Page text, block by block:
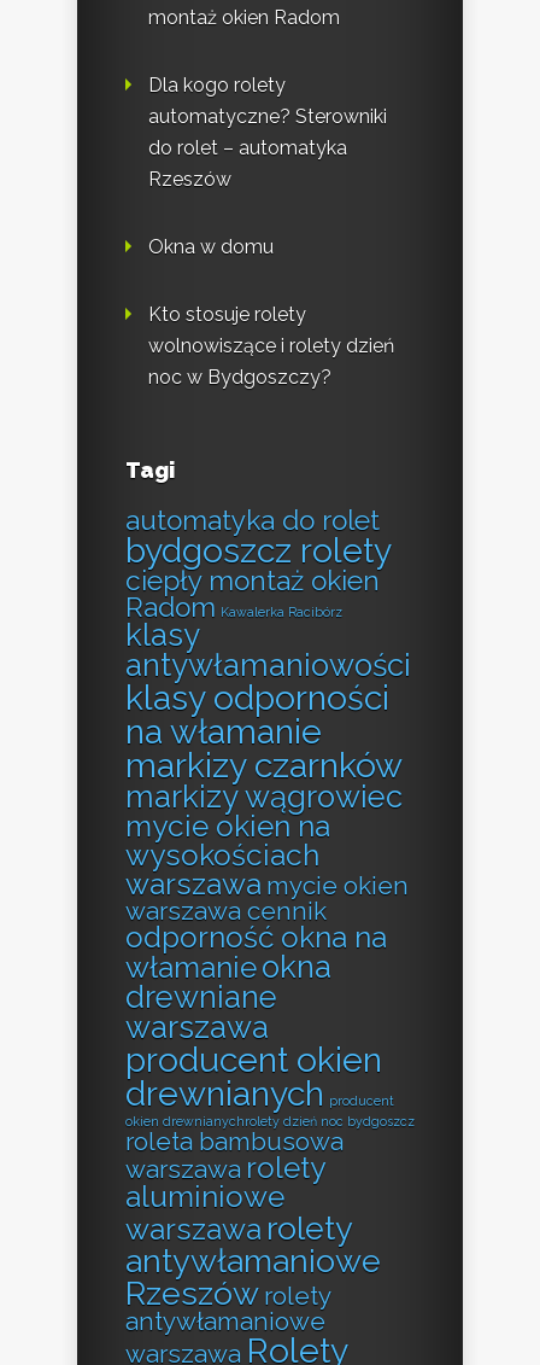
montaż okien Radom
Dla kogo rolety
automatyczne? Sterowniki
do rolet – automatyka
Rzeszów
Okna w domu
Kto stosuje rolety
wolnowiszące i rolety dzień
noc w Bydgoszczy?
Tagi
automatyka do rolet
bydgoszcz rolety
ciepły montaż okien
Radom Kawalerka Racibórz
klasy
antywłamaniowości
klasy odporności
na włamanie
markizy czarnków
markizy wągrowiec
mycie okien na
wysokościach
warszawa mycie okien
warszawa cennik
odporność okna na
włamanieokna
drewniane
warszawa
producent okien
drewnianych producent
okien drewnianychrolety dzień noc bydgoszcz
roleta bambusowa
warszawa rolety
aluminiowe
warszawa rolety
antywłamaniowe
Rzeszów rolety
antywłamaniowe
warszawa Rolety